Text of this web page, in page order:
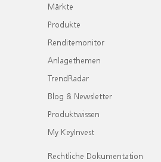
Märkte
Produkte
Renditemonitor
Anlagethemen
TrendRadar
Blog & Newsletter
Produktwissen
My KeyInvest
Rechtliche Dokumentation